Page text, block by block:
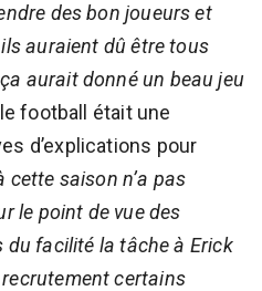
des bon joueurs et
auraient dû être tous
aurait donné un beau jeu
football était une
d’explications pour
cette saison n’a pas
le point de vue des
du facilité la tâche à Erick
certains